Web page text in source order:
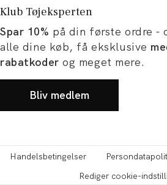
dit købog artikler
og karriere
Klub Tøjeksperten
Spar 10% på din første ordre -
alle dine køb, få eksklusive
rabatkoder og meget mere.
Bliv medlem
Handelsbetingelser
Rediger cookie-